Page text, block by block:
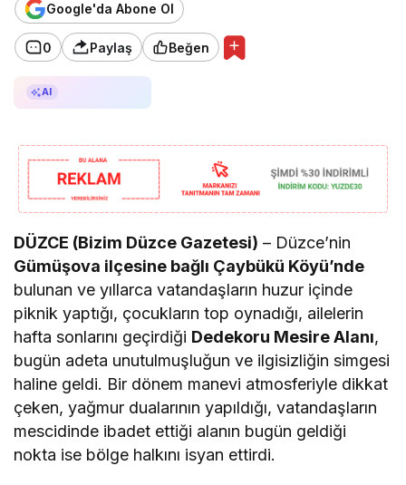
Google'da Abone Ol
0 Paylaş Beğen
AI
DÜZCE (Bizim Düzce Gazetesi) – Düzce’nin
Gümüşova ilçesine bağlı Çaybükü Köyü’nde
bulunan ve yıllarca vatandaşların huzur içinde
piknik yaptığı, çocukların top oynadığı, ailelerin
hafta sonlarını geçirdiği Dedekoru Mesire Alanı,
bugün adeta unutulmuşluğun ve ilgisizliğin simgesi
haline geldi. Bir dönem manevi atmosferiyle dikkat
çeken, yağmur dualarının yapıldığı, vatandaşların
mescidinde ibadet ettiği alanın bugün geldiği
nokta ise bölge halkını isyan ettirdi.